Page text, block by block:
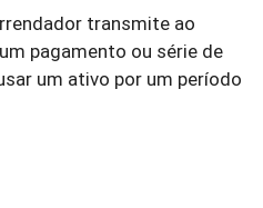
transmite ao
pagamento ou série de
um ativo por um período